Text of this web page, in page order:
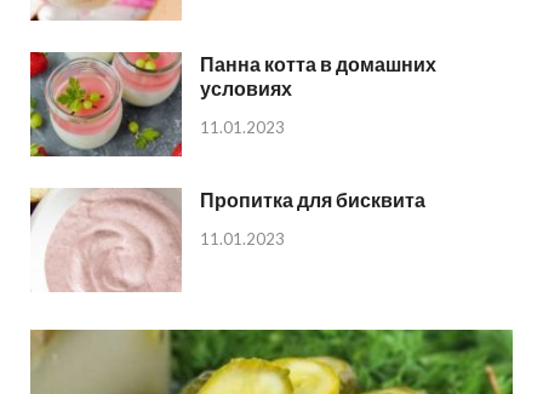
Панна котта в домашних
условиях
11.01.2023
Пропитка для бисквита
11.01.2023